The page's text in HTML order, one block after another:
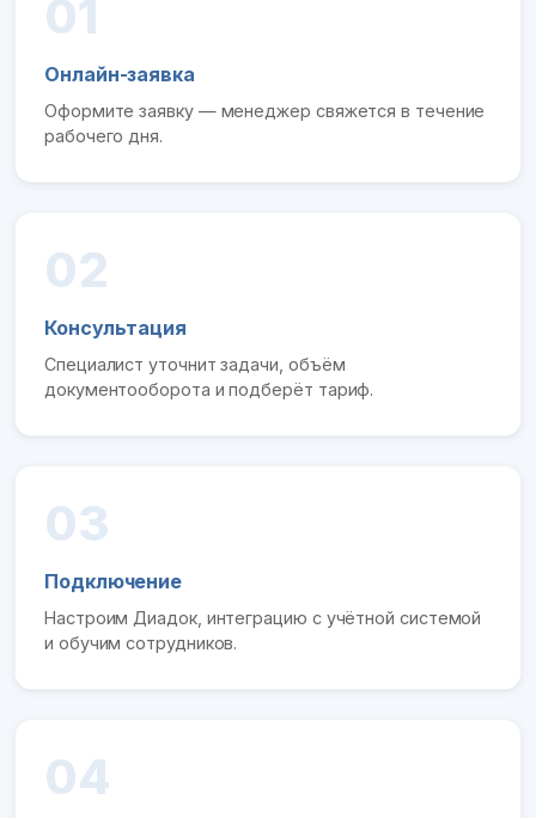
01
Онлайн-заявка
Оформите заявку — менеджер свяжется в течение
рабочего дня.
02
Консультация
Специалист уточнит задачи, объём
документооборота и подберёт тариф.
03
Подключение
Настроим Диадок, интеграцию с учётной системой
и обучим сотрудников.
04